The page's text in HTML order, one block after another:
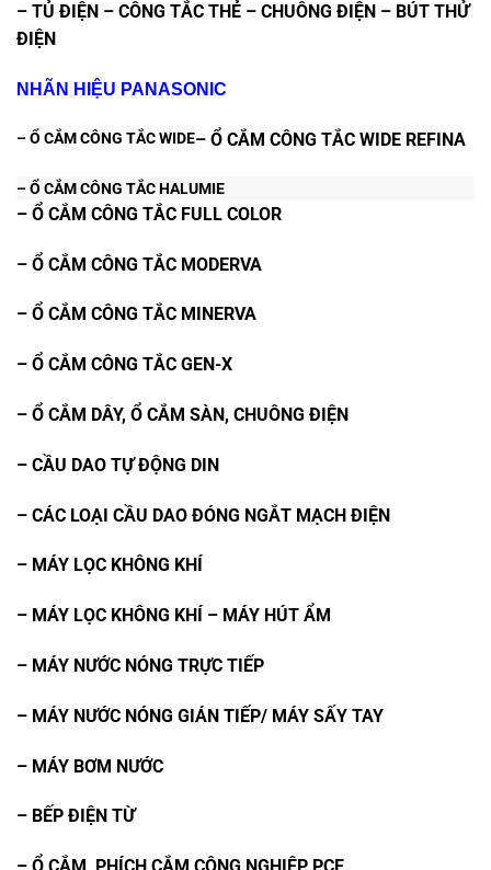
– TỦ ĐIỆN – CÔNG TẮC THẺ – CHUÔNG ĐIỆN – BÚT THỬ
ĐIỆN
NHÃN HIỆU PANASONIC
– Ổ CẮM CÔNG TẮC WIDE– Ổ CẮM CÔNG TẮC WIDE REFINA
– Ổ CẮM CÔNG TẮC HALUMIE
– Ổ CẮM CÔNG TẮC FULL COLOR
– Ổ CẮM CÔNG TẮC MODERVA
– Ổ CẮM CÔNG TẮC MINERVA
– Ổ CẮM CÔNG TẮC GEN-X
– Ổ CẮM DÂY, Ổ CẮM SÀN, CHUÔNG ĐIỆN
– CẦU DAO TỰ ĐỘNG DIN
– CÁC LOẠI CẦU DAO ĐÓNG NGẮT MẠCH ĐIỆN
– MÁY LỌC KHÔNG KHÍ
– MÁY LỌC KHÔNG KHÍ – MÁY HÚT ẨM
– MÁY NƯỚC NÓNG TRỰC TIẾP
– MÁY NƯỚC NÓNG GIÁN TIẾP/ MÁY SẤY TAY
– MÁY BƠM NƯỚC
– BẾP ĐIỆN TỪ